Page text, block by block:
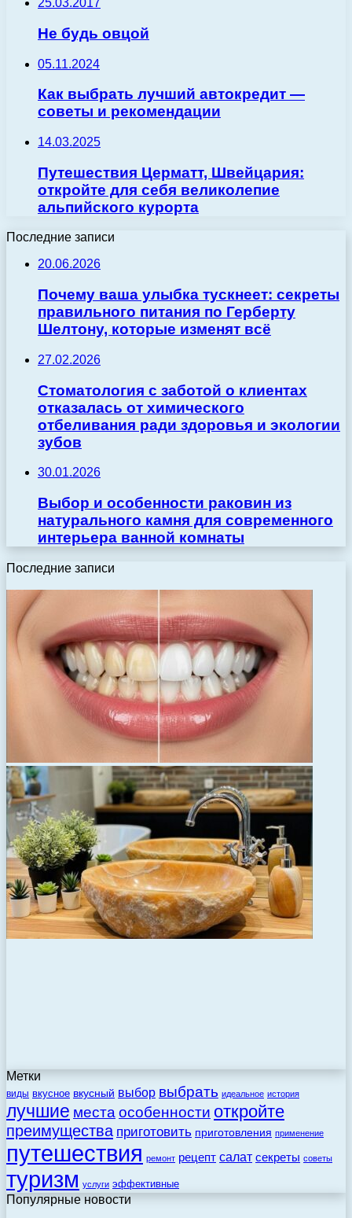
25.03.2017
Не будь овцой
05.11.2024
Как выбрать лучший автокредит —
советы и рекомендации
14.03.2025
Путешествия Церматт, Швейцария:
откройте для себя великолепие
альпийского курорта
Последние записи
20.06.2026
Почему ваша улыбка тускнеет: секреты
правильного питания по Герберту
Шелтону, которые изменят всё
27.02.2026
Стоматология с заботой о клиентах
отказалась от химического
отбеливания ради здоровья и экологии
зубов
30.01.2026
Выбор и особенности раковин из
натурального камня для современного
интерьера ванной комнаты
Последние записи
Метки
виды вкусное вкусный выбор выбрать идеальное история
лучшие места особенности откройте
преимущества приготовить приготовления применение
путешествия ремонт рецепт салат секреты советы
туризм услуги эффективные
Популярные новости